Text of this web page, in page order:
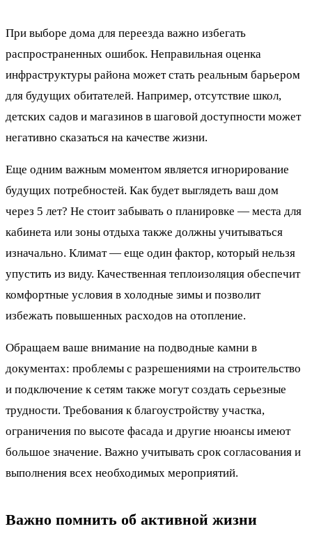
При выборе дома для переезда важно избегать
распространенных ошибок. Неправильная оценка
инфраструктуры района может стать реальным барьером
для будущих обитателей. Например, отсутствие школ,
детских садов и магазинов в шаговой доступности может
негативно сказаться на качестве жизни.
Еще одним важным моментом является игнорирование
будущих потребностей. Как будет выглядеть ваш дом
через 5 лет? Не стоит забывать о планировке — места для
кабинета или зоны отдыха также должны учитываться
изначально. Климат — еще один фактор, который нельзя
упустить из виду. Качественная теплоизоляция обеспечит
комфортные условия в холодные зимы и позволит
избежать повышенных расходов на отопление.
Обращаем ваше внимание на подводные камни в
документах: проблемы с разрешениями на строительство
и подключение к сетям также могут создать серьезные
трудности. Требования к благоустройству участка,
ограничения по высоте фасада и другие нюансы имеют
большое значение. Важно учитывать срок согласования и
выполнения всех необходимых мероприятий.
Важно помнить об активной жизни